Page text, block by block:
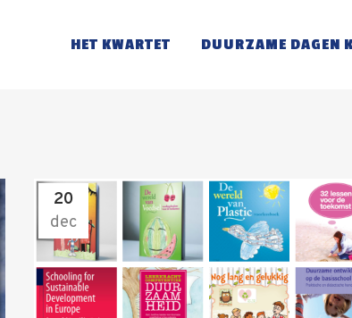
HET KWARTET DUURZAME DAGEN
20
dec